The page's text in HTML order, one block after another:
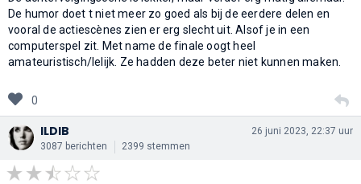
De humor doet t niet meer zo goed als bij de eerdere delen en
vooral de actiescènes zien er erg slecht uit. Alsof je in een
computerspel zit. Met name de finale oogt heel
amateuristisch/lelijk. Ze hadden deze beter niet kunnen maken.
0
ILDIB
3087 berichten 2399 stemmen
26 juni 2023, 22:37 uur